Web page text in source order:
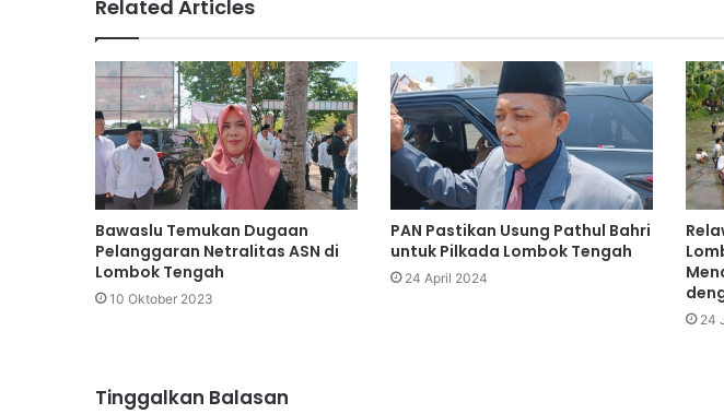
Related Articles
Bawaslu Temukan Dugaan
Pelanggaran Netralitas ASN di
Lombok Tengah
10 Oktober 2023
PAN Pastikan Usung Pathul Bahri
untuk Pilkada Lombok Tengah
24 April 2024
24
Tinggalkan Balasan